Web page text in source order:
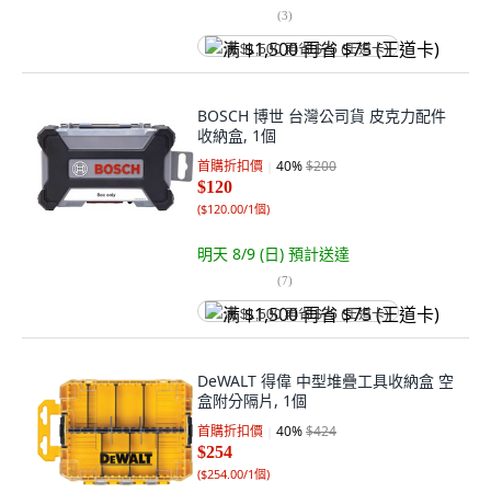
(3)
满 $1,500 再省 $75 (王道卡)
BOSCH 博世 台灣公司貨 皮克力配件
收納盒, 1個
首購折扣價 40%$200
$120
($120.00/1個)
明天 8/9 (日) 預計送達
(7)
满 $1,500 再省 $75 (王道卡)
DeWALT 得偉 中型堆疊工具收納盒 空
盒附分隔片, 1個
首購折扣價 40%$424
$254
($254.00/1個)